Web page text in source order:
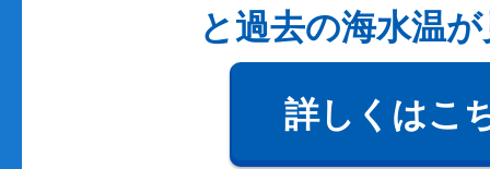
と過去の海水温
詳しくはこ